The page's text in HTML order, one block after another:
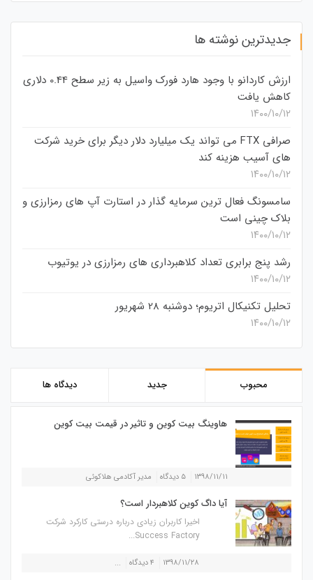
جدیدترین نوشته ها
ارزش کاردانو با وجود هارد فورک واسیل به زیر سطح 0.44 دلاری
کاهش یافت
۱۴۰۰/۱۰/۱۲
صرافی FTX می تواند یک میلیارد دلار دیگر برای خرید شرکت
های آسیب هزینه کند
۱۴۰۰/۱۰/۱۲
سامسونگ فعال‌ ترین سرمایه‌ گذار در استارت‌ آپ‌ های رمزارزی و
بلاک چینی است
۱۴۰۰/۱۰/۱۲
رشد پنج برابری تعداد کلاهبرداری های رمزارزی در یوتیوب
۱۴۰۰/۱۰/۱۲
تحلیل تکنیکال اتریوم؛ دوشنبه 28 شهریور
۱۴۰۰/۱۰/۱۲
محبوب جدید دیدگاه ها
هاوینگ بیت کوین و تاثیر در قیمت بیت کوین
۱۳۹۸/۱۱/۱۱ ۵ دیدگاه مدیر آکادمی هلاکوئی
آیا داگ کوین کلاهبردار است؟
اخیرا کاربران زیادی درباره درستی کارکرد شرکت
Success Factory...
۱۳۹۸/۱۱/۲۸ ۴ دیدگاه ...